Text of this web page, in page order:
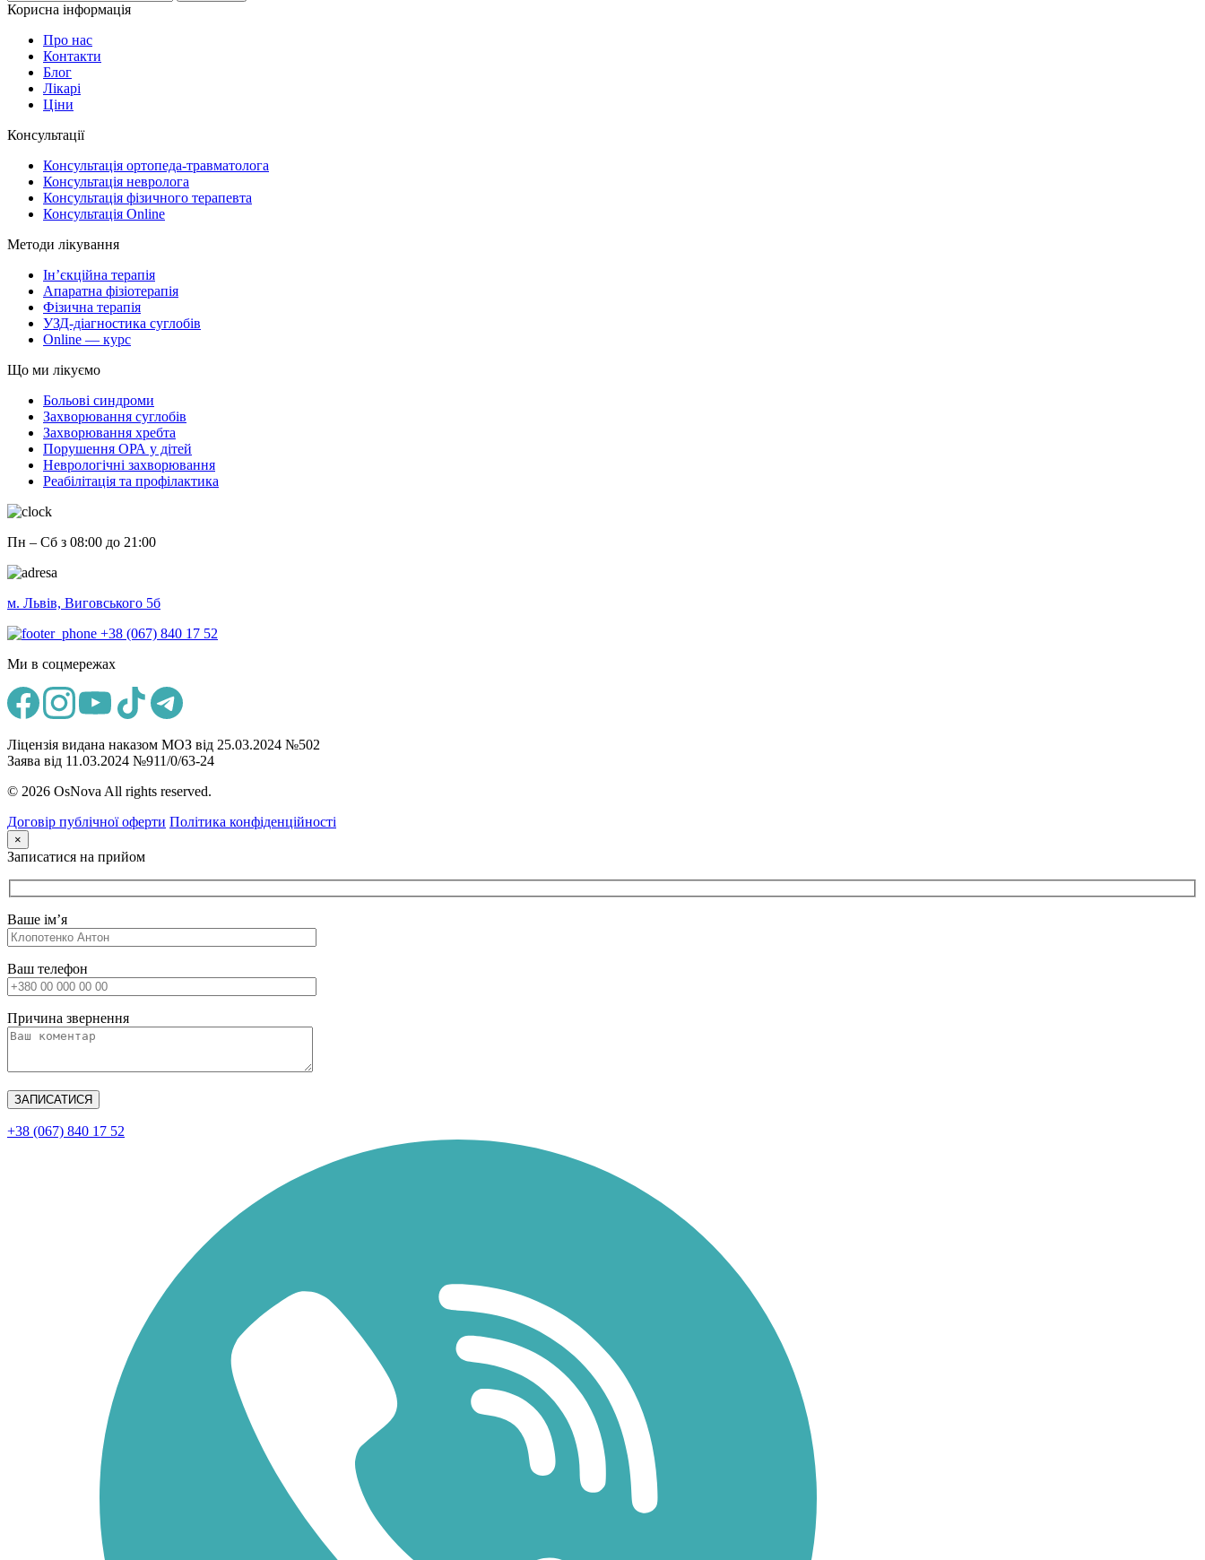
Корисна інформація
Про нас
Контакти
Блог
Лікарі
Ціни
Консультації
Консультація ортопеда-травматолога
Консультація невролога
Консультація фізичного терапевта
Консультація Online
Методи лікування
Ін’єкційна терапія
Апаратна фізіотерапія
Фізична терапія
УЗД-діагностика суглобів
Online — курс
Що ми лікуємо
Больові синдроми
Захворювання суглобів
Захворювання хребта
Порушення ОРА у дітей
Неврологічні захворювання
Реабілітація та профілактика
Пн – Сб з 08:00 до 21:00
м. Львів, Виговського 5б
+38 (067) 840 17 52
Ми в соцмережах
Ліцензія видана наказом МОЗ від 25.03.2024 №502
Заява від 11.03.2024 №911/0/63-24
© 2026 OsNova All rights reserved.
Договір публічної оферти Політика конфіденційності
×
Записатися на прийом
Ваше ім’я
Ваш телефон
Причина звернення
+38 (067) 840 17 52